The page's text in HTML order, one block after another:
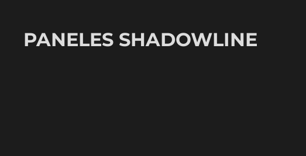
PANELES SHADOWLINE